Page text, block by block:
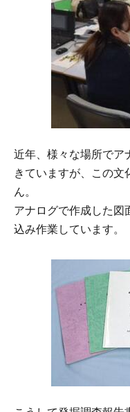
近年、様々な場所でア
きていますが、この文
ん。
アナログで作成した図
込み作業しています。